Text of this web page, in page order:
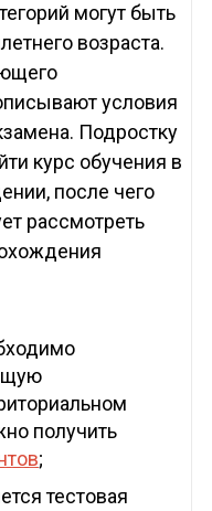
могут быть
возраста.
условия
Подростку
курс обучения в
после чего
рассмотреть
получить
;
тестовая